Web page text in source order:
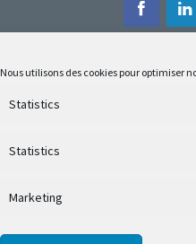
Nous utilisons des cookies pour optimiser
Statistics
Statistics
Marketing
Unsere